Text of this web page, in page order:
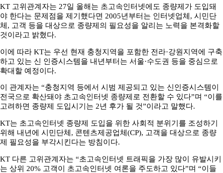
KT 고위관계자는 27일 올해는 초고속인터넷에도 종량제가 도입돼
야 한다는 문제점을 제기했다면 2005년부터는 인터넷업체, 시민단
체, 고객 등을 대상으로 종량제의 필요성을 알리는 노력을 본격화할
것이라고 밝혔다.
이에 따라 KT는 우선 현재 충청지역을 포함한 전라·강원지역에 구축
하고 있는 신 인증시스템을 내년부터는 서울·수도권 등을 중심으로
확대할 예정이다.
이 관계자는 “충청지역 등에서 시범 제공되고 있는 신인증시스템이
전국으로 확산돼야 초고속인터넷 종량제로 전환할 수 있다”며 “이를
고려하면 종량제 도입시기는 2년 후가 될 것”이라고 말했다.
KT는 초고속인터넷 종량제 도입을 위한 사회적 분위기를 조성하기
위해 내년에 시민단체, 콘텐츠제공업체(CP), 고객을 대상으로 종량
제 필요성을 부각시킨다는 방침이다.
KT 다른 고위관계자는 “초고속인터넷 트래픽을 가장 많이 유발시키
는 상위 20% 고객이 초고속인터넷 여론을 주도하고 있다”며 “이들